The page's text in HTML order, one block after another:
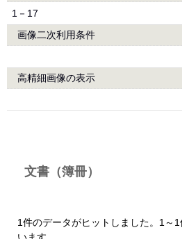
1－17
画像二次利用条件
高精細画像の表示
文書（簿冊）
1件のデータがヒットしました。1～